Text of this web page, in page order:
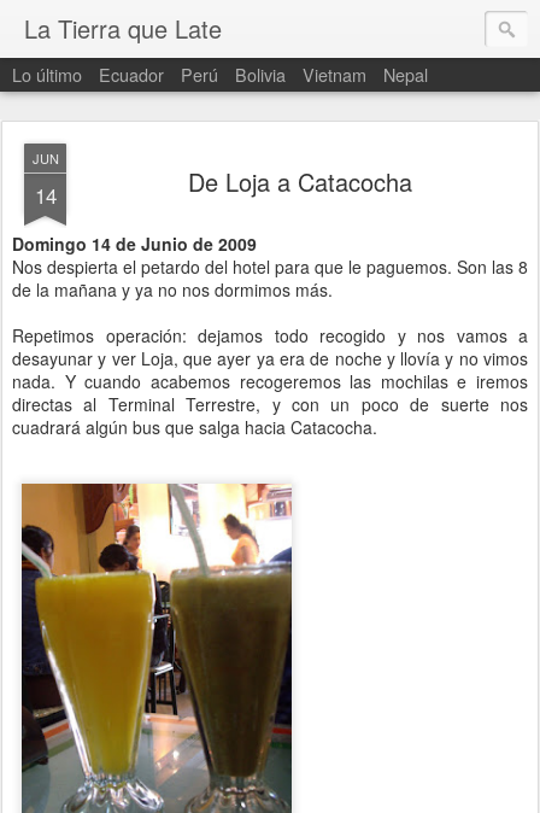
La Tierra que Late
Lo último Ecuador Perú Bolivia Vietnam Nepal
JUN
14 De Loja a Catacocha
Domingo 14 de Junio de 2009
Nos despierta el petardo del hotel para que le paguemos. Son las 8
de la mañana y ya no nos dormimos más.
Repetimos operación: dejamos todo recogido y nos vamos a
desayunar y ver Loja, que ayer ya era de noche y llovía y no vimos
nada. Y cuando acabemos recogeremos las mochilas e iremos
directas al Terminal Terrestre, y con un poco de suerte nos
cuadrará algún bus que salga hacia Catacocha.